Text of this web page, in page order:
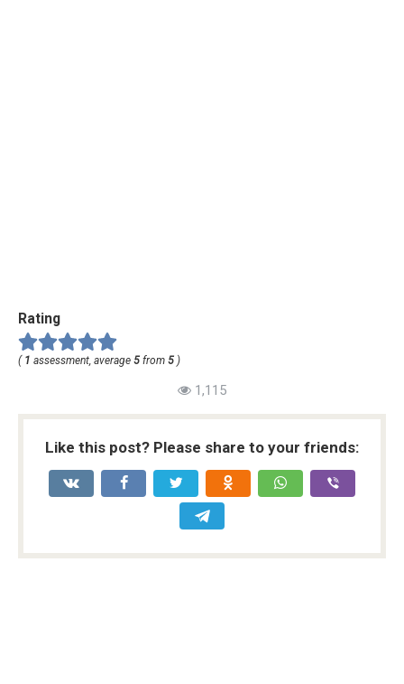
Rating
( 1 assessment, average 5 from 5 )
1,115
Like this post? Please share to your friends: